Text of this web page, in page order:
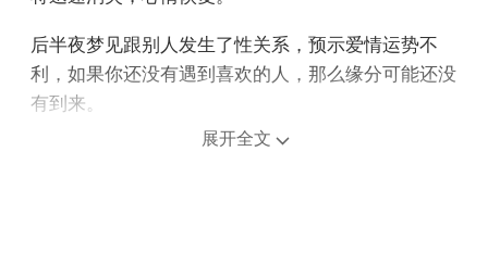
后半夜梦见跟别人发生了性关系，预示爱情运势不
利，如果你还没有遇到喜欢的人，那么缘分可能还没
有到来。
上午梦见跟别人发生了性关系，预示财富的状态将增
展开全文